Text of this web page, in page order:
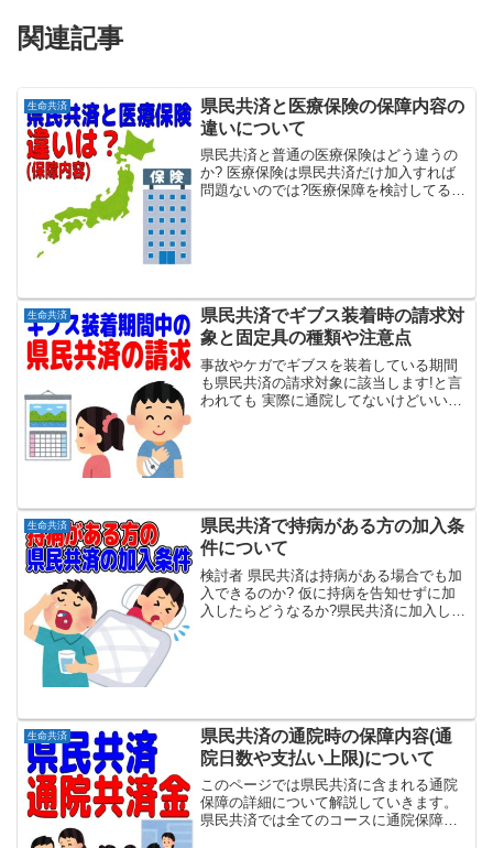
関連記事
生命共済
県民共済と医療保険の保障内容の
違いについて
県民共済と普通の医療保険はどう違うの
か? 医療保険は県民共済だけ加入すれば
問題ないのでは?医療保障を検討してる方
生命共済
県民共済でギブス装着時の請求対
象と固定具の種類や注意点
事故やケガでギブスを装着している期間
も県民共済の請求対象に該当します!と言
われても 実際に通院してないけどいい
生命共済
県民共済で持病がある方の加入条
件について
検討者 県民共済は持病がある場合でも加
入できるのか? 仮に持病を告知せずに加
入したらどうなるか?県民共済に加入しよ
生命共済
県民共済の通院時の保障内容(通
院日数や支払い上限)について
このページでは県民共済に含まれる通院
保障の詳細について解説していきます。
県民共済では全てのコースに通院保障が